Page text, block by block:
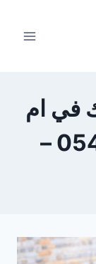
في ام
القيوين 0545935708 –